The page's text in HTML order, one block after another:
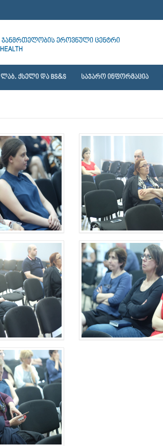
ᲚᲐᲑ. ᲥᲡᲔᲚᲘ ᲓᲐ BS&S ᲡᲐᲯᲐᲠᲝ ᲘᲜᲤᲝᲠᲛᲐᲪᲘᲐ